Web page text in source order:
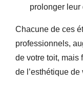
prolonger leur
Chacune de ces
professionnels,
de votre toit, mais
de l’esthétique de